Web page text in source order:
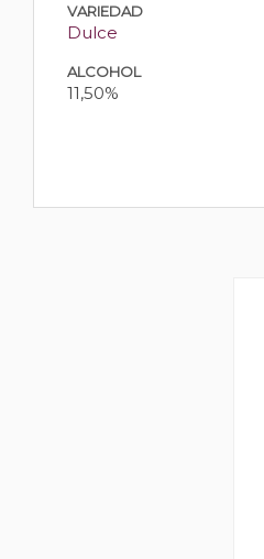
VARIEDAD
Dulce
ALCOHOL
11,50%